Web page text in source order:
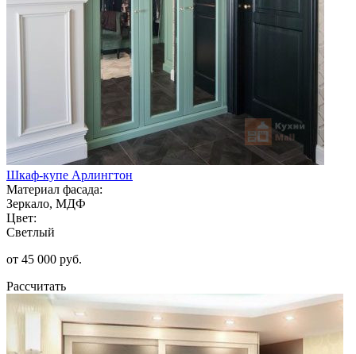
Шкаф-купе Арлингтон
Материал фасада:
Зеркало, МДФ
Цвет:
Светлый
от 45 000 руб.
Рассчитать